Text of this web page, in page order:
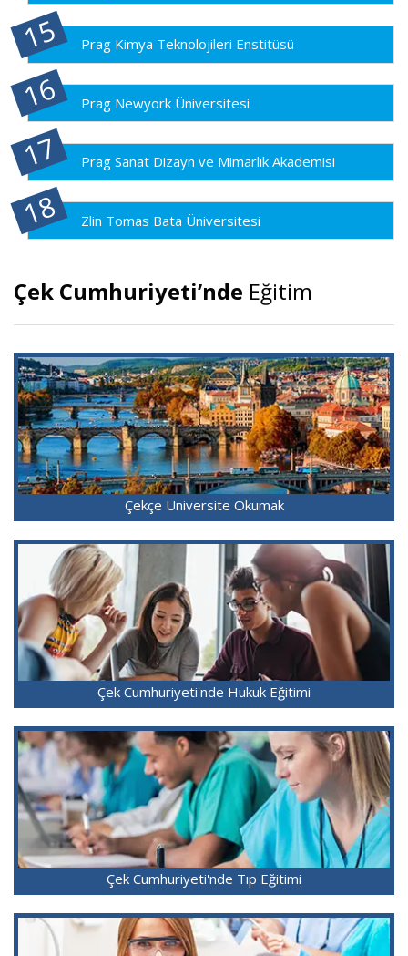
Prag Kimya Teknolojileri Enstitüsü
Prag Newyork Üniversitesi
Prag Sanat Dizayn ve Mimarlık Akademisi
Zlin Tomas Bata Üniversitesi
Çek Cumhuriyeti’nde Eğitim
Çekçe Üniversite Okumak
Çek Cumhuriyeti'nde Hukuk Eğitimi
Çek Cumhuriyeti'nde Tıp Eğitimi